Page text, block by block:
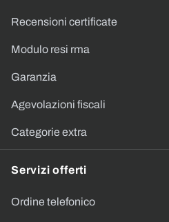
Recensioni certificate
Modulo resi rma
Garanzia
Agevolazioni fiscali
Categorie extra
Servizi offerti
Ordine telefonico